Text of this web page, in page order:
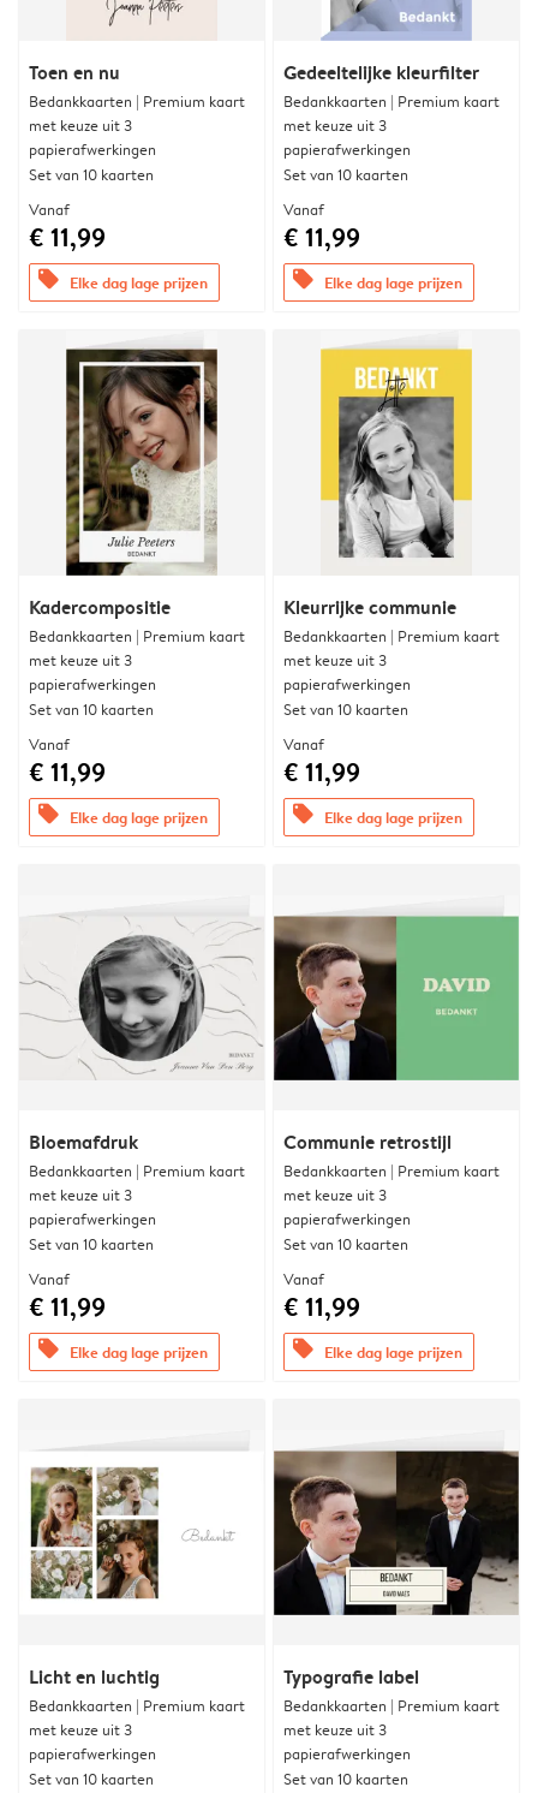
Toen en nu
Bedankkaarten | Premium kaart
met keuze uit 3
papierafwerkingen
Set van 10 kaarten
Vanaf
€ 11,99
offers Elke dag lage prijzen
Gedeeltelijke kleurfilter
Bedankkaarten | Premium kaart
met keuze uit 3
papierafwerkingen
Set van 10 kaarten
Vanaf
€ 11,99
offers Elke dag lage prijzen
Kadercompositie
Bedankkaarten | Premium kaart
met keuze uit 3
papierafwerkingen
Set van 10 kaarten
Vanaf
€ 11,99
offers Elke dag lage prijzen
Kleurrijke communie
Bedankkaarten | Premium kaart
met keuze uit 3
papierafwerkingen
Set van 10 kaarten
Vanaf
€ 11,99
offers Elke dag lage prijzen
Bloemafdruk
Bedankkaarten | Premium kaart
met keuze uit 3
papierafwerkingen
Set van 10 kaarten
Vanaf
€ 11,99
offers Elke dag lage prijzen
Communie retrostijl
Bedankkaarten | Premium kaart
met keuze uit 3
papierafwerkingen
Set van 10 kaarten
Vanaf
€ 11,99
offers Elke dag lage prijzen
Licht en luchtig
Bedankkaarten | Premium kaart
met keuze uit 3
papierafwerkingen
Set van 10 kaarten
Typografie label
Bedankkaarten | Premium kaart
met keuze uit 3
papierafwerkingen
Set van 10 kaarten